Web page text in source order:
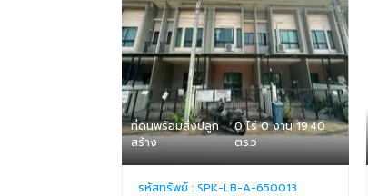
ที่ดินพร้อมสิ่งปลูก
สร้าง
0 ไร่ 0 งาน 19.40
ตร.ว
รหัสทรัพย์ :SPK-LB-A-650013